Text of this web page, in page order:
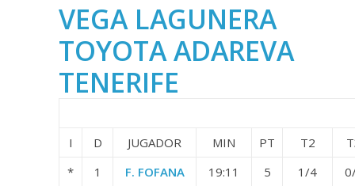
VEGA LAGUNERA
TOYOTA ADAREVA
TENERIFE
I D JUGADOR MIN PT T2
*
1 F. FOFANA 19:11 5 1/4